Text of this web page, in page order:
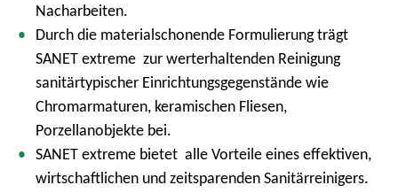
Nacharbeiten.
Durch die materialschonende Formulierung trägt
SANET extreme zur werterhaltenden Reinigung
sanitärtypischer Einrichtungsgegenstände wie
Chromarmaturen, keramischen Fliesen,
Porzellanobjekte bei.
SANET extreme bietet alle Vorteile eines effektiven,
wirtschaftlichen und zeitsparenden Sanitärreinigers.